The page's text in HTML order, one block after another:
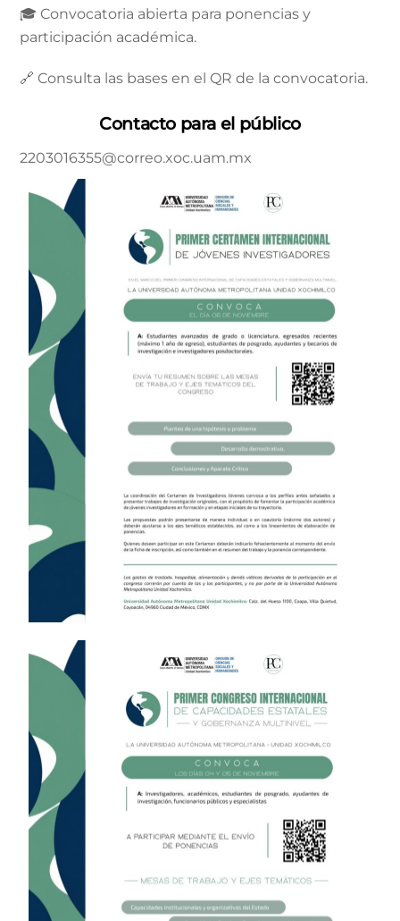
🎓 Convocatoria abierta para ponencias y
participación académica.
🔗 Consulta las bases en el QR de la convocatoria.
Contacto para el público
2203016355@correo.xoc.uam.mx